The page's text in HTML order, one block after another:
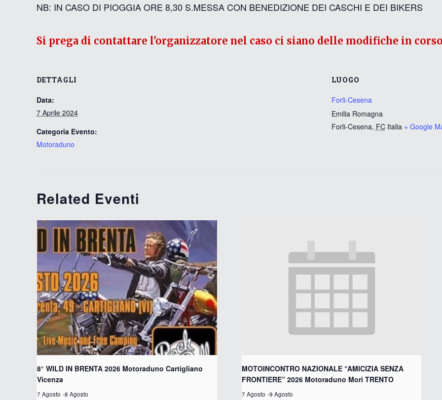
NB: IN CASO DI PIOGGIA ORE 8,30 S.MESSA CON BENEDIZIONE DEI CASCHI E DEI BIKERS
DETTAGLI
Data:
7 Aprile 2024
Categoria Evento:
Motoraduno
LUOGO
Forli-Cesena
Emilia Romagna
Forli-Cesena, FC Italia + Google
Related Eventi
8° WILD IN BRENTA 2026 Motoraduno Cartigliano
Vicenza
7 Agosto -8 Agosto
MOTOINCONTRO NAZIONALE “AMICIZIA SENZA
FRONTIERE” 2026 Motoraduno Mori TRENTO
7 Agosto -9 Agosto
Si prega di contattare l'organizzatore nel caso ci siano delle modifiche in